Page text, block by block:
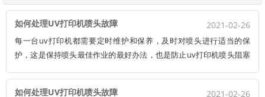
如何处理UV打印机喷头故障 2021-02-26
每一台uv打印机都需要定时维护和保养，及时对喷头进行适当的保
护，这是保持喷头最佳作业的最好办法，也是防止uv打印机喷头阻塞
一个喷头动辄几万。 有时喷头阻塞无法出墨，只需要我们简单清洗，
如何处理UV打印机喷头故障 2021-02-26